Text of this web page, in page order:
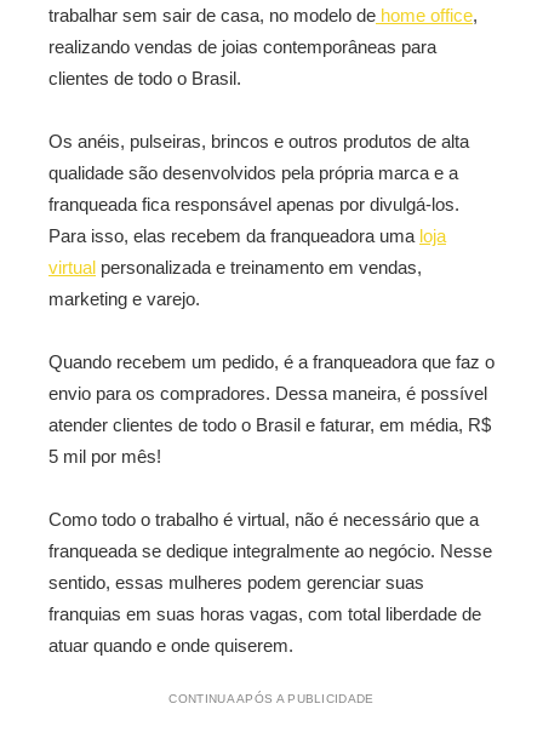
trabalhar sem sair de casa, no modelo de home office,
realizando vendas de joias contemporâneas para
clientes de todo o Brasil.
Os anéis, pulseiras, brincos e outros produtos de alta
qualidade são desenvolvidos pela própria marca e a
franqueada fica responsável apenas por divulgá-los.
Para isso, elas recebem da franqueadora uma loja
virtual personalizada e treinamento em vendas,
marketing e varejo.
Quando recebem um pedido, é a franqueadora que faz o
envio para os compradores. Dessa maneira, é possível
atender clientes de todo o Brasil e faturar, em média, R$
5 mil por mês!
Como todo o trabalho é virtual, não é necessário que a
franqueada se dedique integralmente ao negócio. Nesse
sentido, essas mulheres podem gerenciar suas
franquias em suas horas vagas, com total liberdade de
atuar quando e onde quiserem.
CONTINUA APÓS A PUBLICIDADE